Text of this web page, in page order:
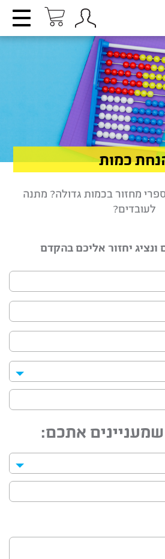
כמות
מחזור בכמות גדולה? מתנה
לעובדים?
יחזור אליכם בהקדם
אתכם: